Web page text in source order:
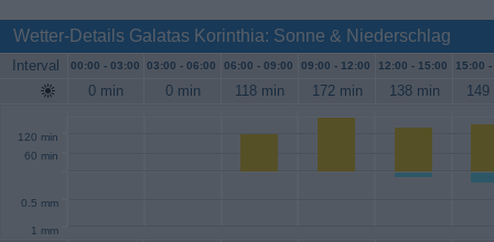
Wetter-Details Galatas Korinthia: Sonne & Niederschlag
Interval 00:00 - 03:00 03:00 - 06:00 06:00 - 09:00 09:00 - 12:00 12:00 - 15:00 15:00 -
0 min 0 min 118 min 172 min 138 min 149
60 min
120 min
0.5 mm
1 mm